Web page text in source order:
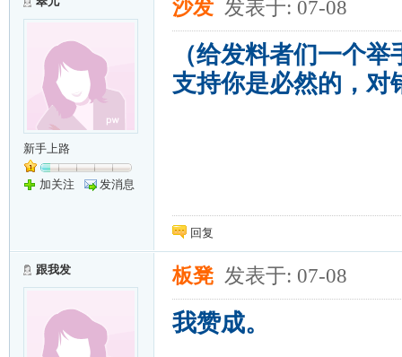
新手上路
加关注 发消息
沙发 发表于: 07-08
（给发料者们一个
支持你是必然的，对
回复
跟我发 板凳 发表于: 07-08
我赞成。